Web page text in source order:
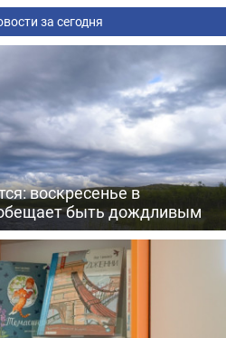
за сегодня
воскресенье в
быть дождливым